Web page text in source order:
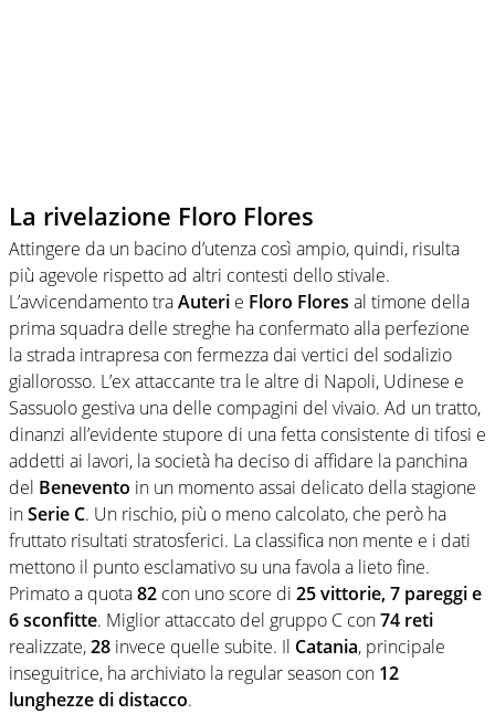
La rivelazione Floro Flores
Attingere da un bacino d’utenza così ampio, quindi, risulta
più agevole rispetto ad altri contesti dello stivale.
L’avvicendamento traAuteri e Floro Flores al timone della
prima squadra delle streghe ha confermato alla perfezione
la strada intrapresa con fermezza dai vertici del sodalizio
giallorosso. L’ex attaccante tra le altre di Napoli, Udinese e
Sassuolo gestiva una delle compagini del vivaio. Ad un tratto,
dinanzi all’evidente stupore di una fetta consistente di tifosi e
addetti ai lavori, la società ha deciso di affidare la panchina
del Benevento in un momento assai delicato della stagione
inSerie C. Un rischio, più o meno calcolato, che però ha
fruttato risultati stratosferici. La classifica non mente e i dati
mettono il punto esclamativo su una favola a lieto fine.
Primato a quota82 con uno score di 25 vittorie, 7 pareggi e
6 sconfitte. Miglior attaccato del gruppo C con74 reti
realizzate,28 invece quelle subite. Il Catania, principale
inseguitrice, ha archiviato la regular season con 12
lunghezze di distacco.